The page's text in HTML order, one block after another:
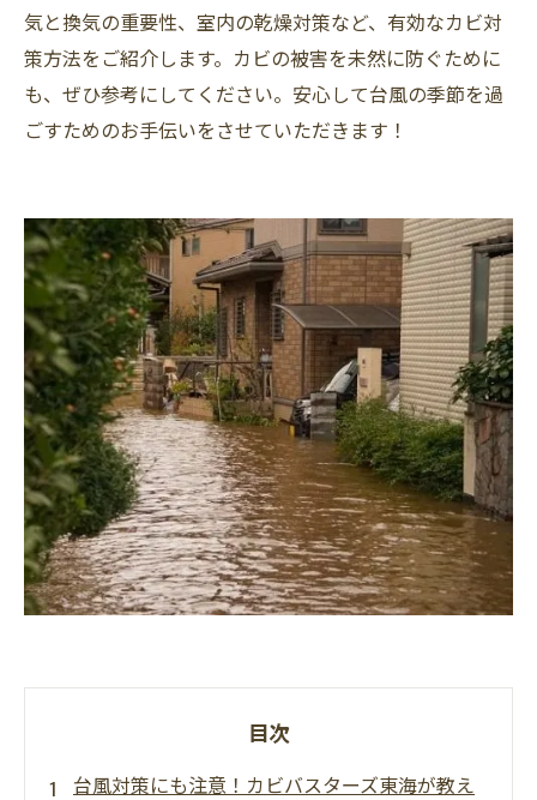
気と換気の重要性、室内の乾燥対策など、有効なカビ対
策方法をご紹介します。カビの被害を未然に防ぐために
も、ぜひ参考にしてください。安心して台風の季節を過
ごすためのお手伝いをさせていただきます！
目次
台風対策にも注意！カビバスターズ東海が教え